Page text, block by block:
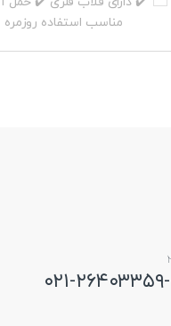
۰۲۱-۲۸۴۲۱۹۸۸